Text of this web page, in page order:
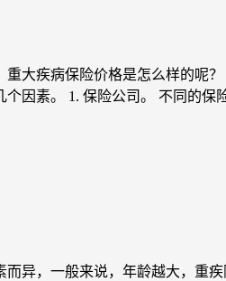
大疾病保险价格是怎么样的呢
因素。 1. 保险公司。 不同的
异，一般来说，年龄越大，重